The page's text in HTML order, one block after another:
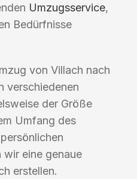
Umzugsservice,
Bedürfnisse
von Villach nach
verschiedenen
der Größe
Umfang des
wir eine genaue
erstellen.